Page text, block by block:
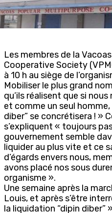
Les membres de la
Cooperative Society
à 10 h au siège de
Mobiliser le plus grand
qu’ils réalisent que si nous
et comme un seul
diber” se concrétisera ! »
s’expliquent « toujours
gouvernement semble
liquider au plus vite et ce
d’égards envers nous,
avons placé nos sous
organisme ».
Une semaine après la
Louis, et après s’être
la liquidation “dipin diber”